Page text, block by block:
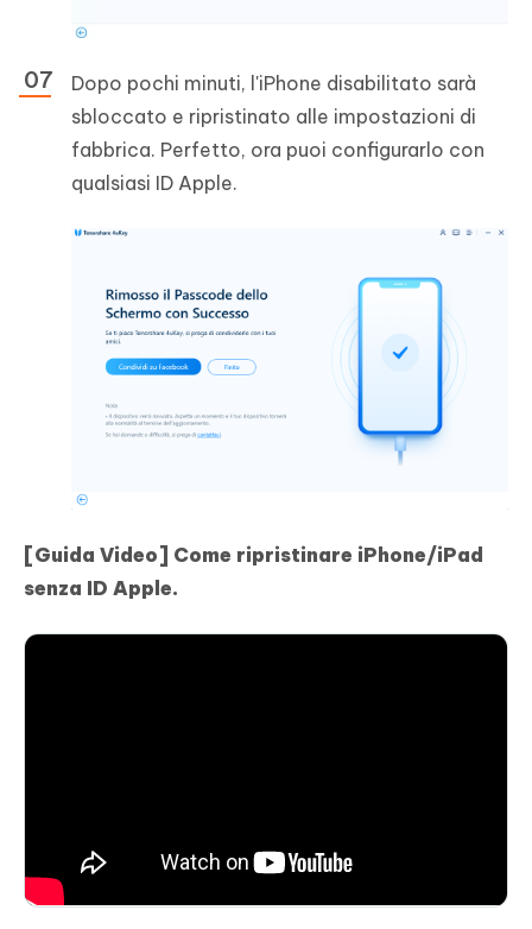
Dopo pochi minuti, l'iPhone disabilitato sarà
sbloccato e ripristinato alle impostazioni di
fabbrica. Perfetto, ora puoi configurarlo con
qualsiasi ID Apple.
[Guida Video] Come ripristinare iPhone/iPad
senza ID Apple.